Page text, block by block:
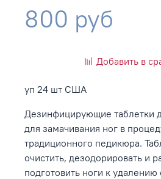
800 руб
Добавить в
уп 24 шт США
Дезинфицирующие таблетки
для замачивания ног в
традиционного педикюра.
очистить, дезодорировать и
подготовить ноги к